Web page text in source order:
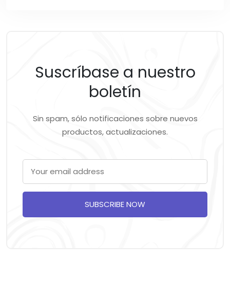
Suscríbase a nuestro
boletín
Sin spam, sólo notificaciones sobre nuevos
productos, actualizaciones.
SUBSCRIBE NOW